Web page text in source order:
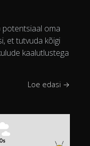
potentsiaal oma
et tutvuda kõigi
kaalutlustega
Loe edasi →